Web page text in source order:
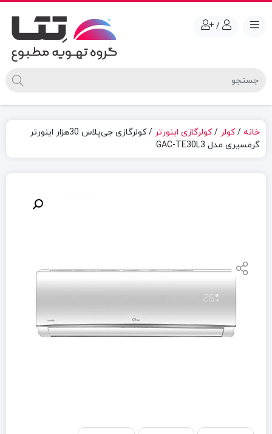
/
خانه /کولر /کولرگازی اینورتر
/ کولرگازی جی‌پلاس 30هزار اینورتر
گرمسیری مدل GAC-TE30L3